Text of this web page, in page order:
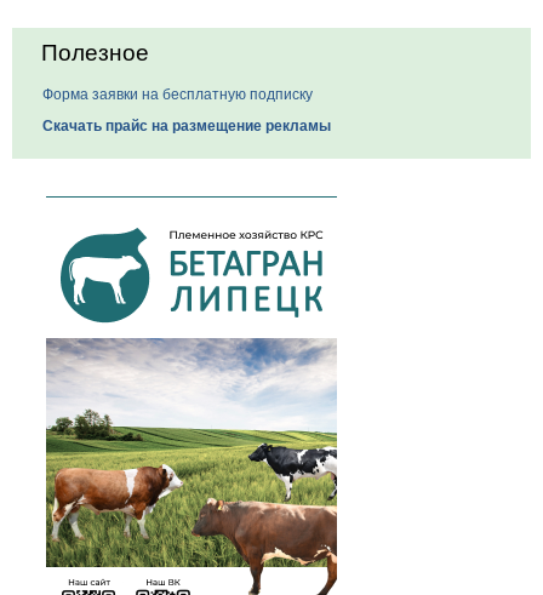
Полезное
Форма заявки на бесплатную подписку
Скачать прайс на размещение рекламы